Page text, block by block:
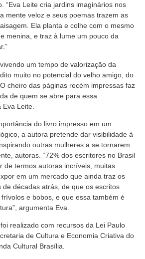
“Eva Leite cria jardins imaginários nos
mente veloz e seus poemas trazem as
Ela planta e colhe com o mesmo
menina, e traz à lume um pouco da
um tempo de valorização da
muito no potencial do velho amigo, do
cheiro das páginas recém impressas faz
de quem se abre para essa
Leite.
do livro impresso em um
a autora pretende dar visibilidade à
outras mulheres a se tornarem
autoras. “72% dos escritores no Brasil
de termos autoras incríveis, muitas
em um mercado que ainda traz os
de décadas atrás, de que os escritos
e bobos, e que essa também é
argumenta Eva.
realizado com recursos da Lei Paulo
de Cultura e Economia Criativa do
Cultural Brasília.